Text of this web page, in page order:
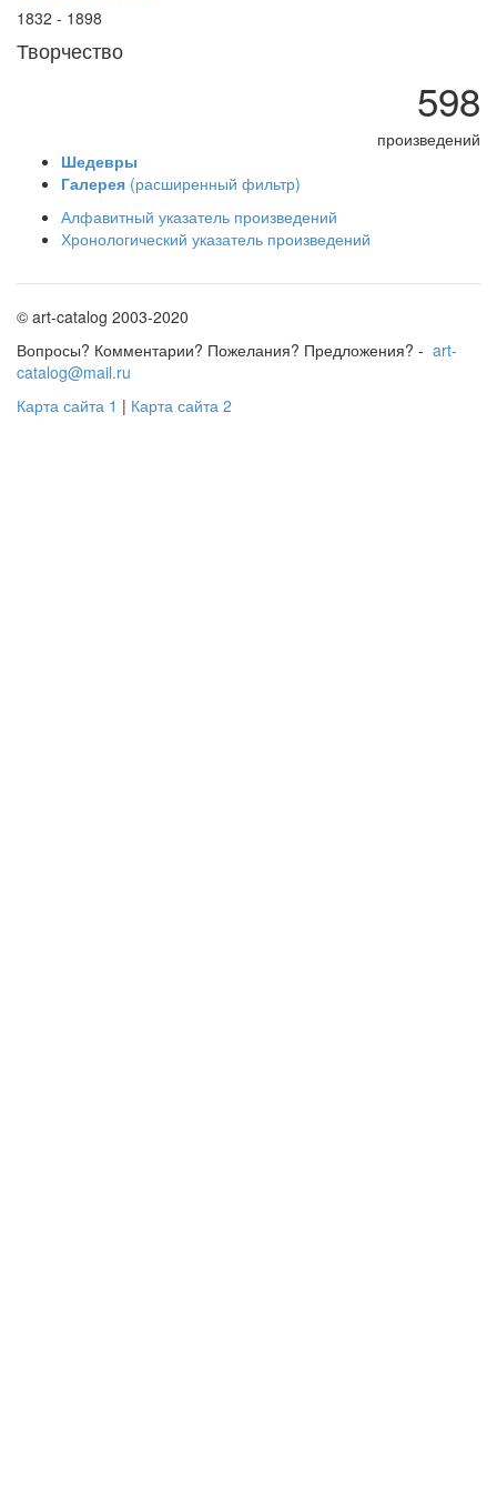
1832 - 1898
Творчество
598
произведений
Шедевры
Галерея (расширенный фильтр)
Алфавитный указатель произведений
Хронологический указатель произведений
© art-catalog 2003-2020
Вопросы? Комментарии? Пожелания? Предложения? - art-
catalog@mail.ru
Карта сайта 1 | Карта сайта 2